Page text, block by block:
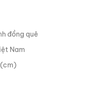
đồng quê
Nam